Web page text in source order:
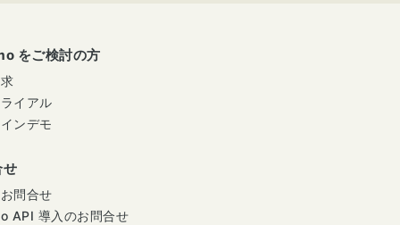
をご検討の方
イアル
ンデモ
せ
問合せ
API 導入のお問合せ